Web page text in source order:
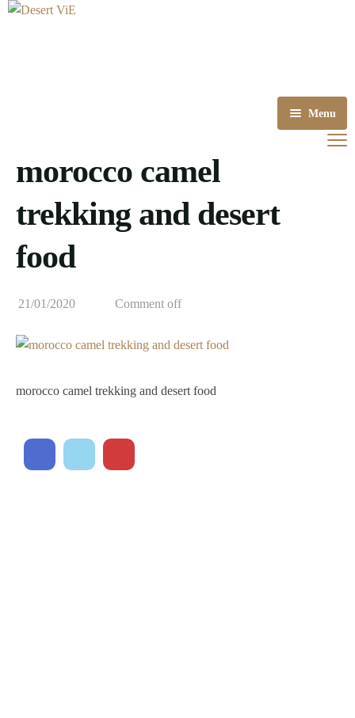
Menu
Destinations
Circuits
Excursions
A propos
Contact
morocco camel
trekking and desert
food
21/01/2020 Comment off
morocco camel trekking and desert food